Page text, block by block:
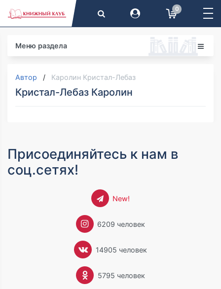
0
Меню раздела
Автор Каролин Кристал-Лебаз
Кристал-Лебаз Каролин
Присоединяйтесь к нам в
соц.сетях!
New!
6209 человек
14905 человек
5795 человек